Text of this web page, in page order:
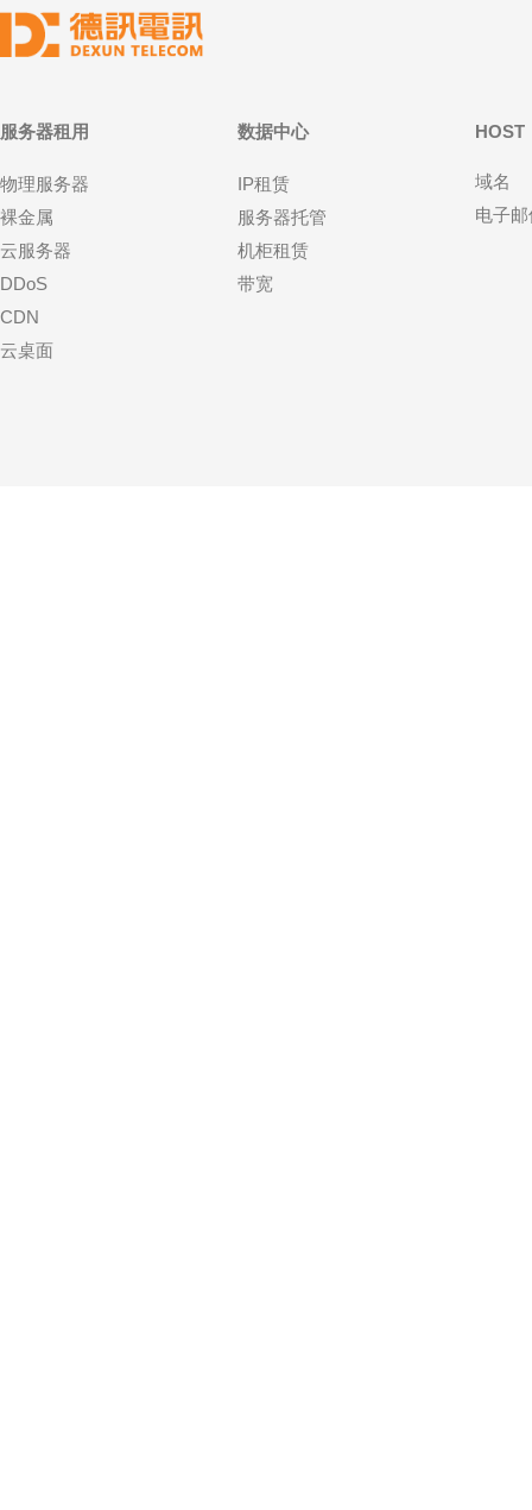
服务器租用
物理服务器
裸金属
云服务器
DDoS
CDN
云桌面
数据中心
IP租赁
服务器托管
机柜租赁
带宽
HOST
域名
电子